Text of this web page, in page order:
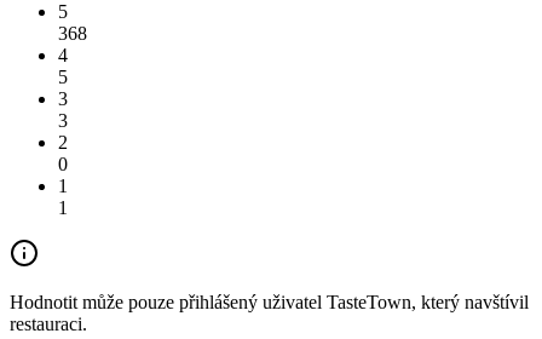
5
368
4
5
3
3
2
0
1
1
Hodnotit může pouze přihlášený uživatel TasteTown, který navštívil
restauraci.